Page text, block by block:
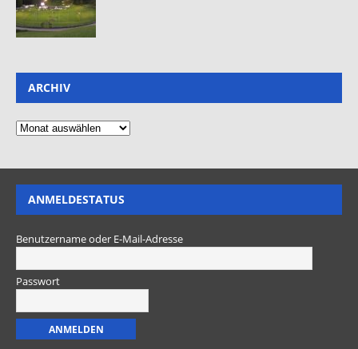
ARCHIV
ANMELDESTATUS
Benutzername oder E-Mail-Adresse
Passwort